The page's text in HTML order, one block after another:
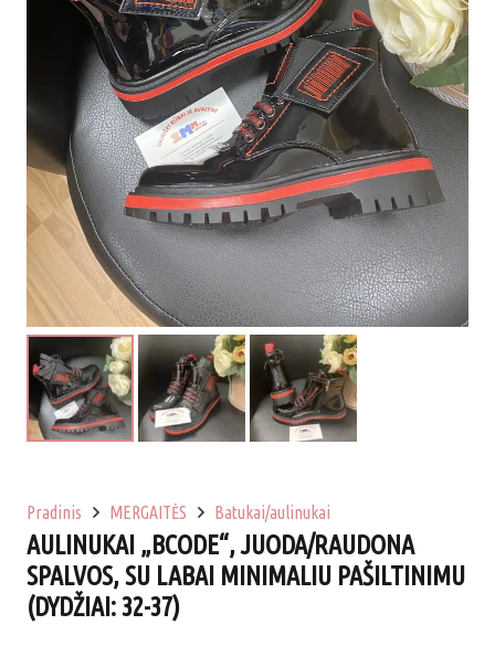
Pradinis MERGAITĖS Batukai/aulinukai
AULINUKAI „BCODE“, JUODA/RAUDONA
SPALVOS, SU LABAI MINIMALIU PAŠILTINIMU
(DYDŽIAI: 32-37)